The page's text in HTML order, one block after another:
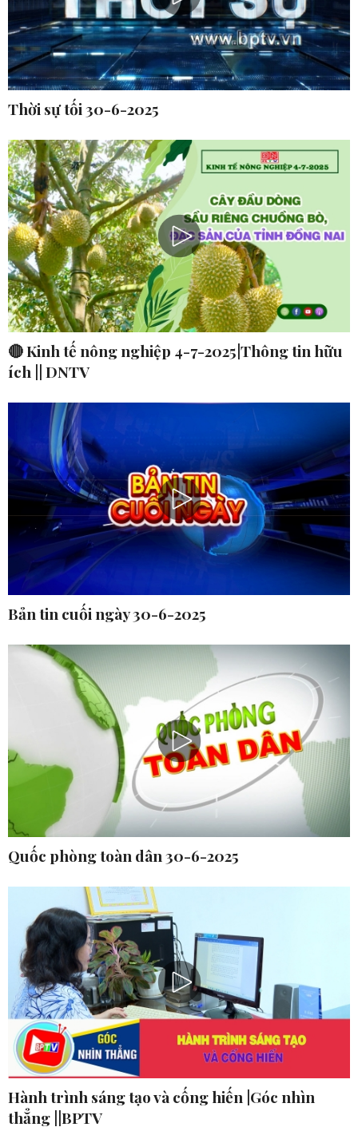
Thời sự tối 30-6-2025
🔴 Kinh tế nông nghiệp 4-7-2025|Thông tin hữu
ích || DNTV
Bản tin cuối ngày 30-6-2025
Quốc phòng toàn dân 30-6-2025
Hành trình sáng tạo và cống hiến |Góc nhìn
thẳng ||BPTV